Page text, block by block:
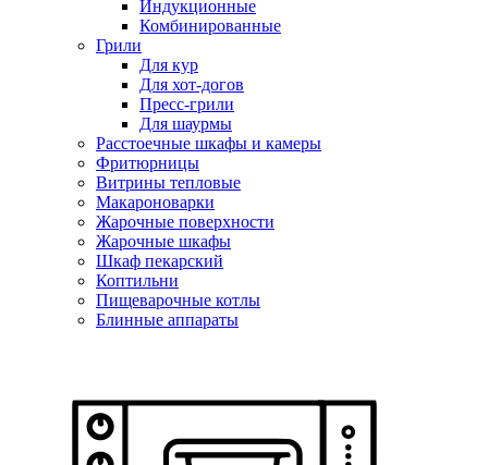
Индукционные
Комбинированные
Грили
Для кур
Для хот-догов
Пресс-грили
Для шаурмы
Расстоечные шкафы и камеры
Фритюрницы
Витрины тепловые
Макароноварки
Жарочные поверхности
Жарочные шкафы
Шкаф пекарский
Коптильни
Пищеварочные котлы
Блинные аппараты